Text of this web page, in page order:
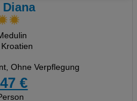
Diana
Kroatien
Ohne Verpflegung
€